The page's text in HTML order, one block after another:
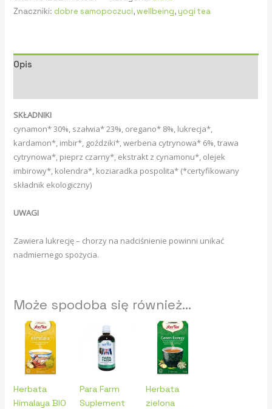
Znaczniki: dobre samopoczuci,wellbeing, yogi tea
Opis
SKŁADNIKI
cynamon* 30%, szałwia* 23%, oregano* 8%, lukrecja*,
kardamon*, imbir*, goździki*, werbena cytrynowa* 6%, trawa
cytrynowa*, pieprz czarny*, ekstrakt z cynamonu*, olejek
imbirowy*, kolendra*, koziaradka pospolita* (*certyfikowany
składnik ekologiczny)
UWAGI
Zawiera lukrecję – chorzy na nadciśnienie powinni unikać
nadmiernego spożycia.
Może spodoba się również…
Herbata
Himalaya BIO
Para Farm
Suplement
Herbata
zielona